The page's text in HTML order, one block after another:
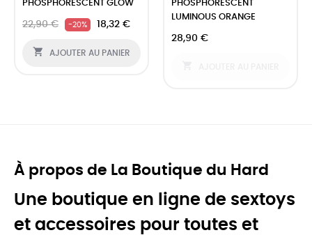
PHOSPHORESCENT GLOW
22,90 € -20% 18,32 €
 AJOUTER AU PANIER
PHOSPHORESCENT
LUMINOUS ORANGE
28,90 €
À propos de La Boutique du Hard
Une boutique en ligne de sextoys
et accessoires pour toutes et